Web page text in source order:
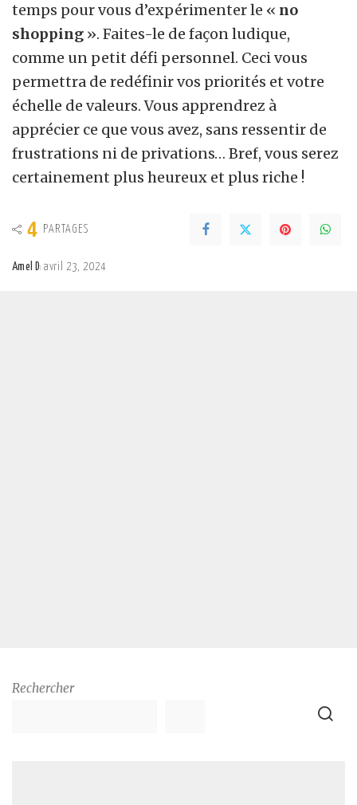
temps pour vous d’expérimenter le « no
shopping ». Faites-le de façon ludique,
comme un petit défi personnel. Ceci vous
permettra de redéfinir vos priorités et votre
échelle de valeurs. Vous apprendrez à
apprécier ce que vous avez, sans ressentir de
frustrations ni de privations… Bref, vous serez
certainement plus heureux et plus riche !
4 PARTAGES
Amel D avril 23, 2024
Rechercher